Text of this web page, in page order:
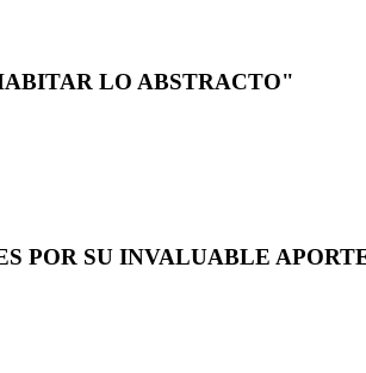
LO ABSTRACTO"
POR SU INVALUABLE